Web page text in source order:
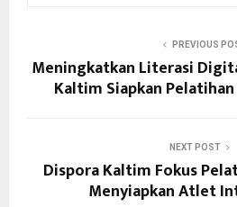
PREVIOUS
Meningkatkan Literasi
Kaltim Siapkan
NEXT POST
Dispora Kaltim Fokus
Menyiapkan Atlet